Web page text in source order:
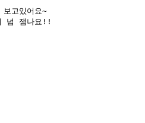
고있어요~
넘 잼나요!!